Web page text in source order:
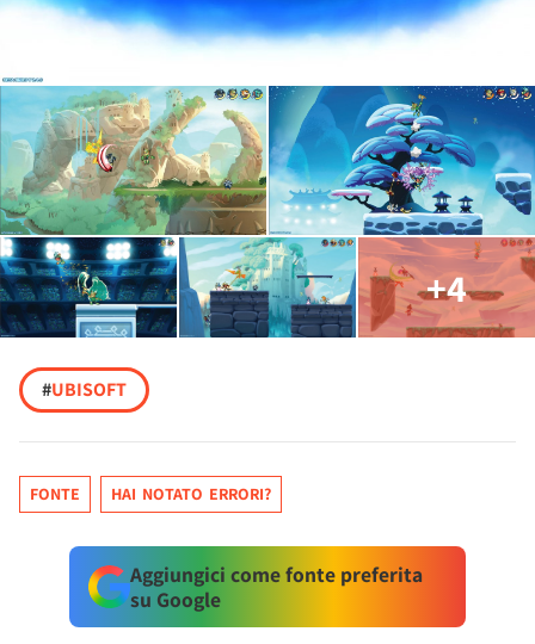
+4
#UBISOFT
FONTE HAI NOTATO ERRORI?
Aggiungici come fonte preferita
su Google